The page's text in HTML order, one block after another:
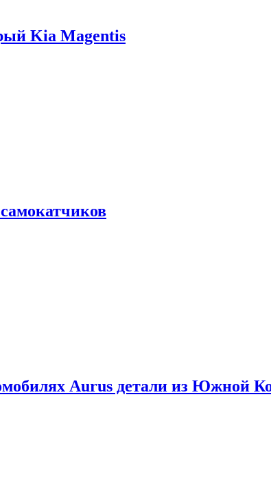
Kia Magentis
Aurus детали из Южной